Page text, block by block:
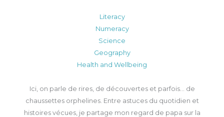
Literacy
Numeracy
Science
Geography
Health and Wellbeing
Ici, on parle de rires, de découvertes et parfois… de
chaussettes orphelines. Entre astuces du quotidien et
histoires vécues, je partage mon regard de papa sur la